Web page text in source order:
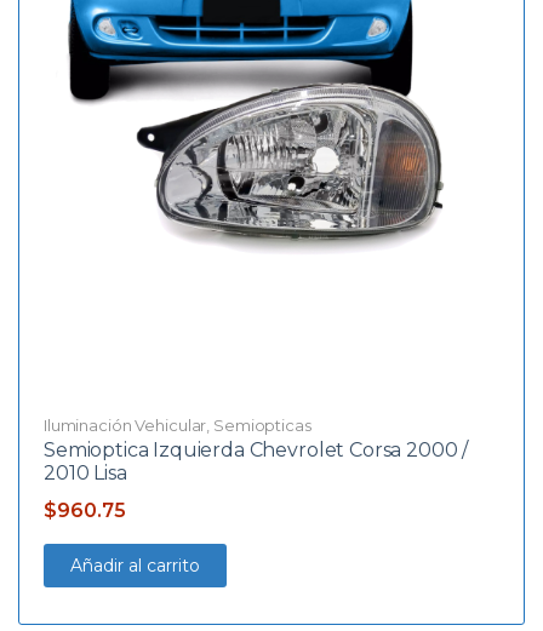
Iluminación Vehicular Semiopticas
Semioptica Izquierda Chevrolet Corsa 2000 /
2010 Lisa
$960.75
Añadir al carrito